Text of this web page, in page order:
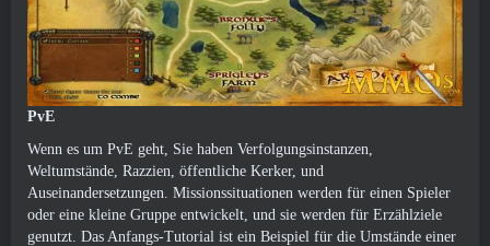
PvE
Wenn es um PvE geht, Sie haben Verfolgungsinstanzen,
Weltumstände, Razzien, öffentliche Kerker, und
Auseinandersetzungen. Missionssituationen werden für einen Spieler
oder eine kleine Gruppe entwickelt, und sie werden für Erzählziele
genutzt. Das Anfangs-Tutorial ist ein Beispiel für die Umstände einer